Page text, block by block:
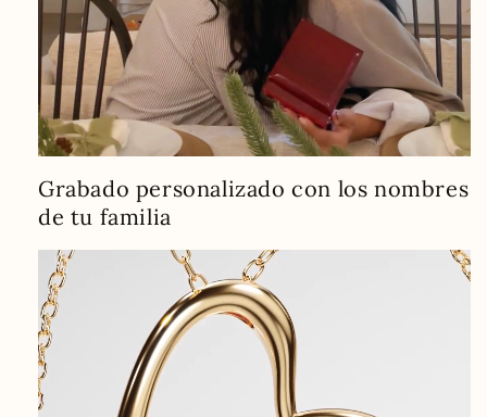
Grabado personalizado con los nombres
de tu familia